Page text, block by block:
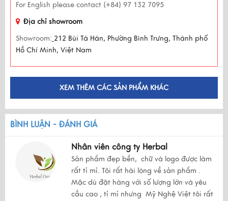
For English please contact (+84) 97 132 7095
Địa chỉ showroom
Showroom: 212 Bùi Tá Hán, Phường Bình Trưng, Thành phố
Hồ Chí Minh, Việt Nam
XEM THÊM CÁC SẢN PHẨM KHÁC
BÌNH LUẬN - ĐÁNH GIÁ
Nhân viên công ty Herbal
Sản phẩm đẹp bền, chữ và logo được làm
rất tỉ mỉ. Tôi rất hài lòng về sản phẩm .
Mặc dù đặt hàng với số lượng lớn và yêu
cầu cao , tỉ mỉ nhưng Mỹ Nghệ Việt tôi rất